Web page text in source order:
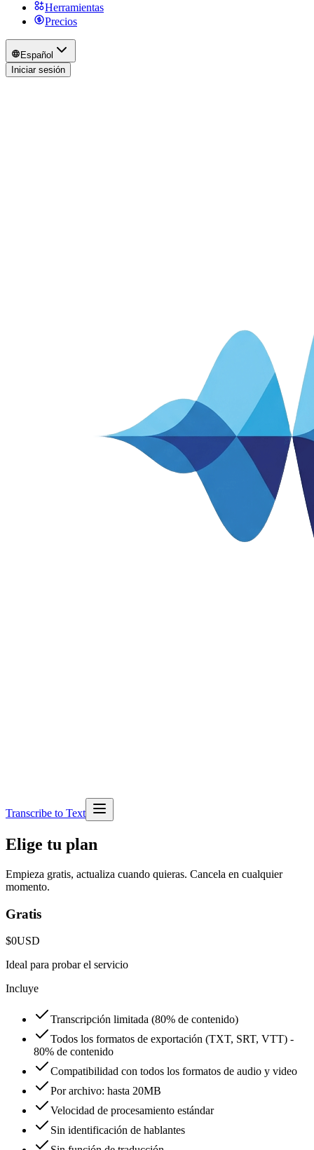
Herramientas
Precios
Español
Iniciar sesión
Transcribe to Text
Elige tu plan
Empieza gratis, actualiza cuando quieras. Cancela en cualquier
momento.
Gratis
$0USD
Ideal para probar el servicio
Incluye
Transcripción limitada (80% de contenido)
Todos los formatos de exportación (TXT, SRT, VTT) -
80% de contenido
Compatibilidad con todos los formatos de audio y video
Por archivo: hasta 20MB
Velocidad de procesamiento estándar
Sin identificación de hablantes